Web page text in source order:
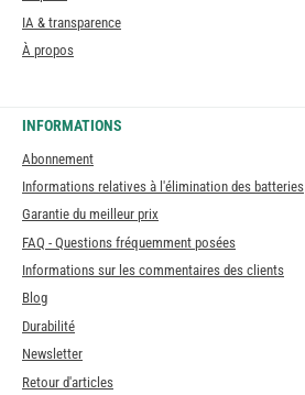
IA & transparence
À propos
INFORMATIONS
Abonnement
Informations relatives à l'élimination des batteries
Garantie du meilleur prix
FAQ - Questions fréquemment posées
Informations sur les commentaires des clients
Blog
Durabilité
Newsletter
Retour d'articles